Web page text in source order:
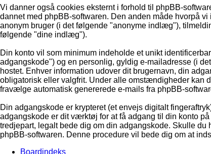
Vi danner også cookies eksternt i forhold til phpBB-
dannet med phpBB-softwaren. Den anden måde hvorpå
anonym bruger (i det følgende "anonyme indlæg"),
følgende "dine indlæg").
Din konto vil som minimum indeholde et unikt
adgangskode") og en personlig, gyldig e-mailadresse (i
hostet. Enhver information udover dit brugernavn, din
obligatorisk eller valgfrit. Under alle omstændigheder kan
fravælge automatisk genererede e-mails fra phpBB-
Din adgangskode er krypteret (et envejs digitalt
adgangskode er dit værktøj for at få adgang til din konto
tredjepart, legalt bede dig om din adgangskode. Skulle
phpBB-softwaren. Denne procedure vil bede dig om at
Boardindeks